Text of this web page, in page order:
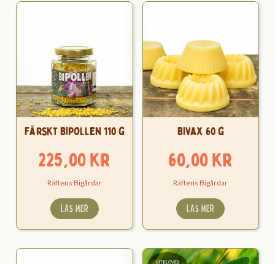
Färskt Bipollen 110 g
225,00kr
Räftens Bigårdar
LÄS MER
Bivax 60 g
60,00kr
Räftens Bigårdar
LÄS MER